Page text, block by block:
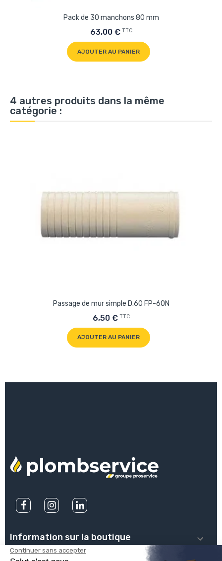
Pack de 30 manchons 80 mm
63,00 € TTC
AJOUTER AU PANIER
4 autres produits dans la même
catégorie :
Passage de mur simple D.60 FP-60N
6,50 € TTC
AJOUTER AU PANIER
Information sur la boutique 